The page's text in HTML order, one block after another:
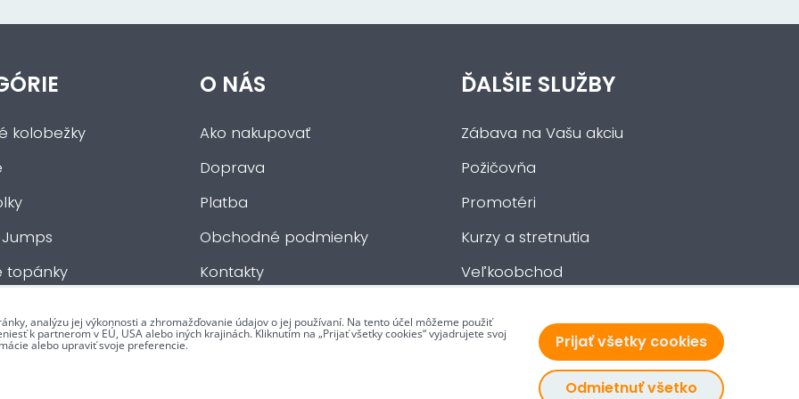
kolobežky
topánky
O NÁS
Ako nakupovať
Doprava
Platba
Obchodné podmienky
Kontakty
ĎALŠIE SLUŽBY
Zábava na Vašu akciu
Požičovňa
Promotéri
Kurzy a stretnutia
Veľkoobchod
analýzu jej výkonnosti a zhromažďovanie údajov o jej používaní. Na tento účel môžeme použiť
k partnerom v EÚ, USA alebo iných krajinách. Kliknutím na „Prijať všetky cookies“ vyjadrujete svoj
alebo upraviť svoje preferencie. Prijať všetky cookies
Odmietnuť všetko